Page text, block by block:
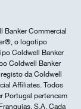
Banker Commercial
o logotipo
Coldwell Banker
Coldwell Banker
da Coldwell
Affiliates. Todos
Portugal pertencem
S.A. Cada